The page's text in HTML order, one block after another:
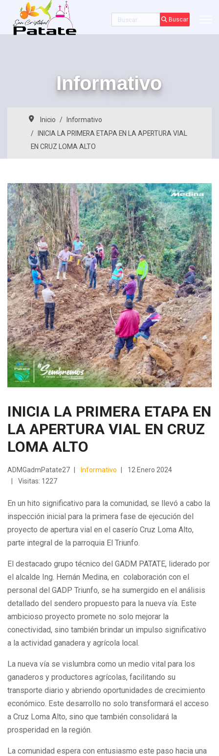
Buscar Buscar
Informativo
Inicio
Informativo
INICIA LA PRIMERA ETAPA EN LA APERTURA VIAL
EN CRUZ LOMA ALTO
INICIA LA PRIMERA ETAPA EN
LA APERTURA VIAL EN CRUZ
LOMA ALTO
ADMGadmPatate27 Informativo
12 Enero 2024
Visitas: 1227
En un hito significativo para la comunidad, se llevó a cabo la
inspección inicial para la primera fase de ejecución del
proyecto de apertura vial en el caserío Cruz Loma Alto,
parte integral de la parroquia El Triunfo.
El destacado grupo técnico del GADM PATATE, liderado por
el alcalde Ing. Hernán Medina, en colaboración con el
personal del GADP Triunfo, se ha sumergido en el análisis
detallado del sendero propuesto para la nueva vía. Este
ambicioso proyecto promete no solo mejorar la
conectividad, sino también brindar un impulso significativo
a la actividad ganadera y agrícola local.
La nueva vía se vislumbra como un medio vital para los
ganaderos y productores agrícolas, facilitando su
transporte diario y abriendo oportunidades de crecimiento
económico. Este desarrollo no solo transformará el acceso
a Cruz Loma Alto, sino que también consolidará la
prosperidad en la región.
La comunidad espera con entusiasmo este paso hacia una